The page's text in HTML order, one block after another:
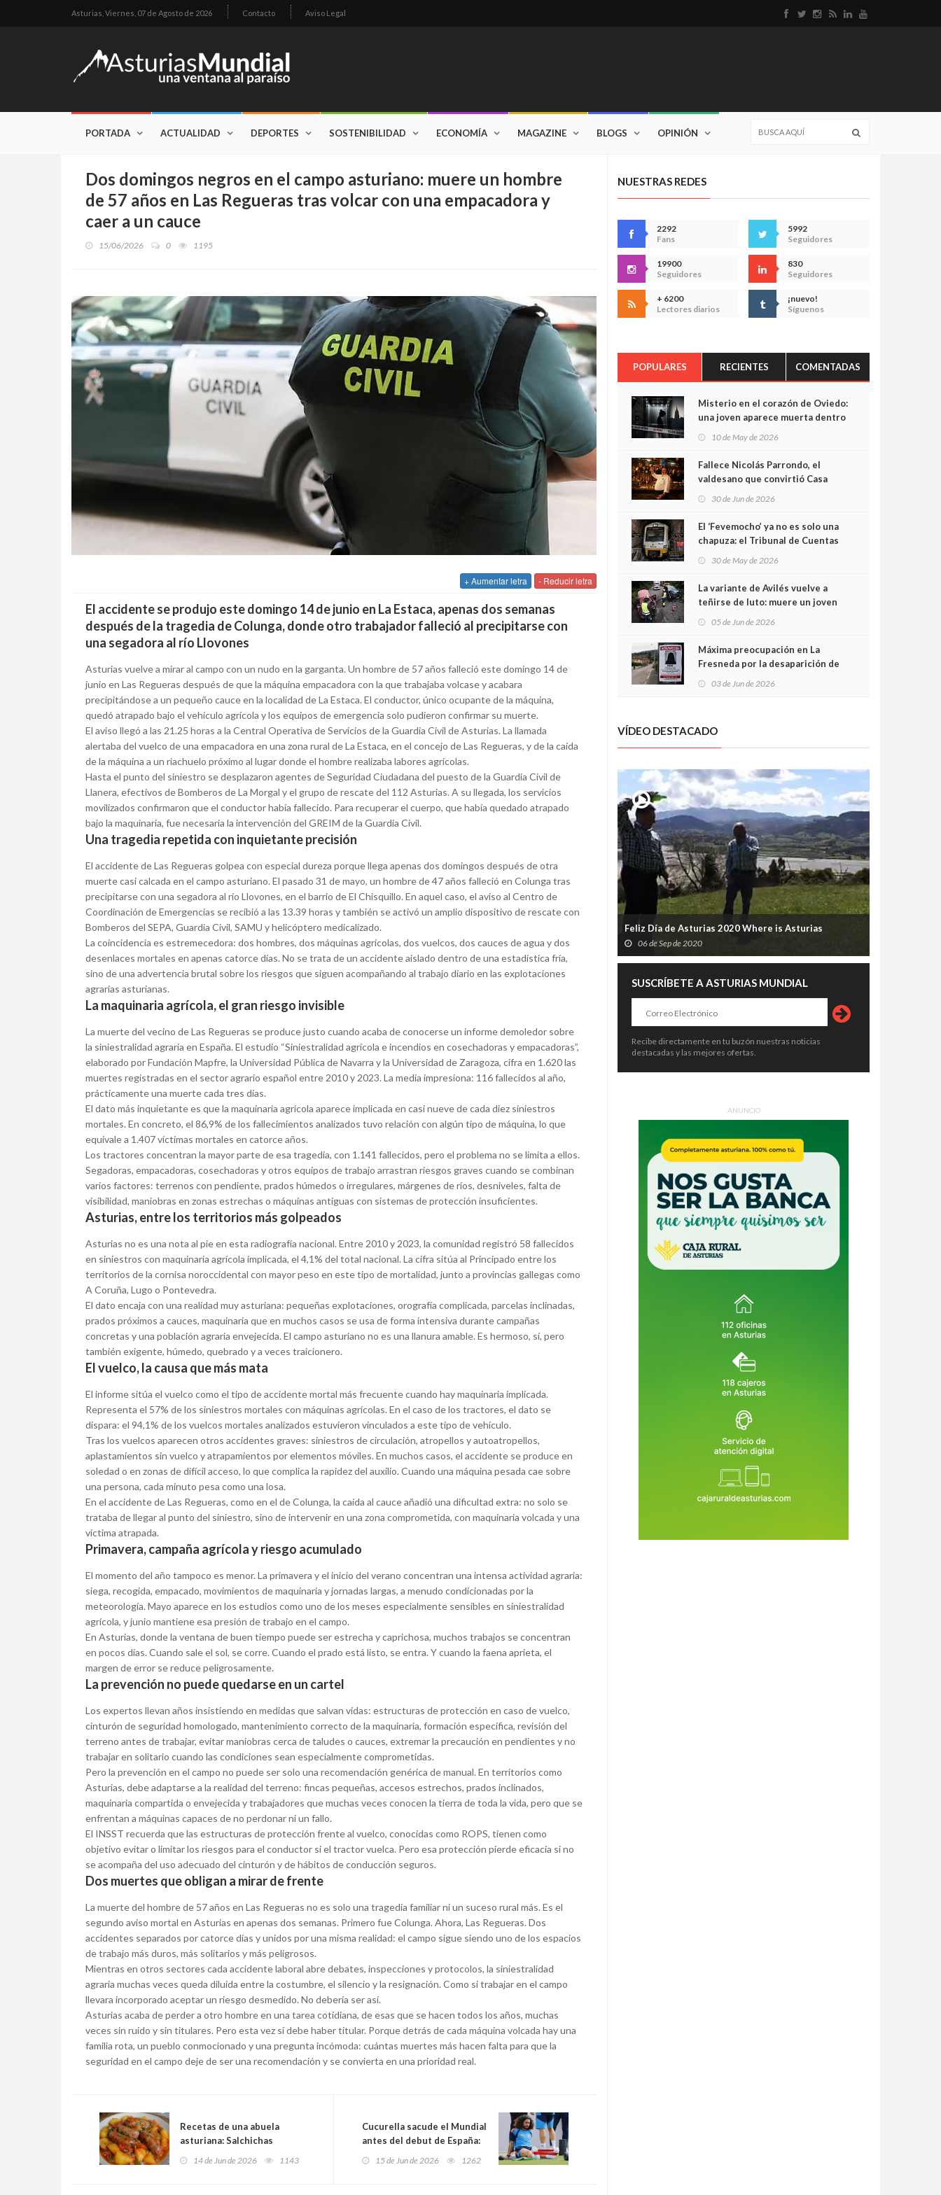
Asturias, Viernes, 07 de Agosto de 2026 Contacto Aviso Legal
PORTADA ACTUALIDAD DEPORTES SOSTENIBILIDAD ECONOMÍA MAGAZINE BLOGS OPINIÓN
Dos domingos negros en el campo asturiano: muere un hombre
de 57 años en Las Regueras tras volcar con una empacadora y
caer a un cauce
15/06/2026 0 1195
+ Aumentar letra - Reducir letra
El accidente se produjo este domingo 14 de junio en La Estaca, apenas dos semanas
después de la tragedia de Colunga, donde otro trabajador falleció al precipitarse con
una segadora al río Llovones
Asturias vuelve a mirar al campo con un nudo en la garganta. Un hombre de 57 años falleció este domingo 14 de
junio en Las Regueras después de que la máquina empacadora con la que trabajaba volcase y acabara
precipitándose a un pequeño cauce en la localidad de La Estaca. El conductor, único ocupante de la máquina,
quedó atrapado bajo el vehículo agrícola y los equipos de emergencia solo pudieron confirmar su muerte.
El aviso llegó a las 21.25 horas a la Central Operativa de Servicios de la Guardia Civil de Asturias. La llamada
alertaba del vuelco de una empacadora en una zona rural de La Estaca, en el concejo de Las Regueras, y de la caída
de la máquina a un riachuelo próximo al lugar donde el hombre realizaba labores agrícolas.
Hasta el punto del siniestro se desplazaron agentes de Seguridad Ciudadana del puesto de la Guardia Civil de
Llanera, efectivos de Bomberos de La Morgal y el grupo de rescate del 112 Asturias. A su llegada, los servicios
movilizados confirmaron que el conductor había fallecido. Para recuperar el cuerpo, que había quedado atrapado
bajo la maquinaria, fue necesaria la intervención del GREIM de la Guardia Civil.
Una tragedia repetida con inquietante precisión
El accidente de Las Regueras golpea con especial dureza porque llega apenas dos domingos después de otra
muerte casi calcada en el campo asturiano. El pasado 31 de mayo, un hombre de 47 años falleció en Colunga tras
precipitarse con una segadora al río Llovones, en el barrio de El Chisquillo. En aquel caso, el aviso al Centro de
Coordinación de Emergencias se recibió a las 13.39 horas y también se activó un amplio dispositivo de rescate con
Bomberos del SEPA, Guardia Civil, SAMU y helicóptero medicalizado.
La coincidencia es estremecedora: dos hombres, dos máquinas agrícolas, dos vuelcos, dos cauces de agua y dos
desenlaces mortales en apenas catorce días. No se trata de un accidente aislado dentro de una estadística fría,
sino de una advertencia brutal sobre los riesgos que siguen acompañando al trabajo diario en las explotaciones
agrarias asturianas.
La maquinaria agrícola, el gran riesgo invisible
La muerte del vecino de Las Regueras se produce justo cuando acaba de conocerse un informe demoledor sobre
la siniestralidad agraria en España. El estudio “Siniestralidad agrícola e incendios en cosechadoras y empacadoras”,
elaborado por Fundación Mapfre, la Universidad Pública de Navarra y la Universidad de Zaragoza, cifra en 1.620 las
muertes registradas en el sector agrario español entre 2010 y 2023. La media impresiona: 116 fallecidos al año,
prácticamente una muerte cada tres días.
El dato más inquietante es que la maquinaria agrícola aparece implicada en casi nueve de cada diez siniestros
mortales. En concreto, el 86,9% de los fallecimientos analizados tuvo relación con algún tipo de máquina, lo que
equivale a 1.407 víctimas mortales en catorce años.
Los tractores concentran la mayor parte de esa tragedia, con 1.141 fallecidos, pero el problema no se limita a ellos.
Segadoras, empacadoras, cosechadoras y otros equipos de trabajo arrastran riesgos graves cuando se combinan
varios factores: terrenos con pendiente, prados húmedos o irregulares, márgenes de ríos, desniveles, falta de
visibilidad, maniobras en zonas estrechas o máquinas antiguas con sistemas de protección insuficientes.
Asturias, entre los territorios más golpeados
Asturias no es una nota al pie en esta radiografía nacional. Entre 2010 y 2023, la comunidad registró 58 fallecidos
en siniestros con maquinaria agrícola implicada, el 4,1% del total nacional. La cifra sitúa al Principado entre los
territorios de la cornisa noroccidental con mayor peso en este tipo de mortalidad, junto a provincias gallegas como
A Coruña, Lugo o Pontevedra.
El dato encaja con una realidad muy asturiana: pequeñas explotaciones, orografía complicada, parcelas inclinadas,
prados próximos a cauces, maquinaria que en muchos casos se usa de forma intensiva durante campañas
concretas y una población agraria envejecida. El campo asturiano no es una llanura amable. Es hermoso, sí, pero
también exigente, húmedo, quebrado y a veces traicionero.
El vuelco, la causa que más mata
El informe sitúa el vuelco como el tipo de accidente mortal más frecuente cuando hay maquinaria implicada.
Representa el 57% de los siniestros mortales con máquinas agrícolas. En el caso de los tractores, el dato se
dispara: el 94,1% de los vuelcos mortales analizados estuvieron vinculados a este tipo de vehículo.
Tras los vuelcos aparecen otros accidentes graves: siniestros de circulación, atropellos y autoatropellos,
aplastamientos sin vuelco y atrapamientos por elementos móviles. En muchos casos, el accidente se produce en
soledad o en zonas de difícil acceso, lo que complica la rapidez del auxilio. Cuando una máquina pesada cae sobre
una persona, cada minuto pesa como una losa.
En el accidente de Las Regueras, como en el de Colunga, la caída al cauce añadió una dificultad extra: no solo se
trataba de llegar al punto del siniestro, sino de intervenir en una zona comprometida, con maquinaria volcada y una
víctima atrapada.
Primavera, campaña agrícola y riesgo acumulado
El momento del año tampoco es menor. La primavera y el inicio del verano concentran una intensa actividad agraria:
siega, recogida, empacado, movimientos de maquinaria y jornadas largas, a menudo condicionadas por la
meteorología. Mayo aparece en los estudios como uno de los meses especialmente sensibles en siniestralidad
agrícola, y junio mantiene esa presión de trabajo en el campo.
En Asturias, donde la ventana de buen tiempo puede ser estrecha y caprichosa, muchos trabajos se concentran
en pocos días. Cuando sale el sol, se corre. Cuando el prado está listo, se entra. Y cuando la faena aprieta, el
margen de error se reduce peligrosamente.
La prevención no puede quedarse en un cartel
Los expertos llevan años insistiendo en medidas que salvan vidas: estructuras de protección en caso de vuelco,
cinturón de seguridad homologado, mantenimiento correcto de la maquinaria, formación específica, revisión del
terreno antes de trabajar, evitar maniobras cerca de taludes o cauces, extremar la precaución en pendientes y no
trabajar en solitario cuando las condiciones sean especialmente comprometidas.
Pero la prevención en el campo no puede ser solo una recomendación genérica de manual. En territorios como
Asturias, debe adaptarse a la realidad del terreno: fincas pequeñas, accesos estrechos, prados inclinados,
maquinaria compartida o envejecida y trabajadores que muchas veces conocen la tierra de toda la vida, pero que se
enfrentan a máquinas capaces de no perdonar ni un fallo.
El INSST recuerda que las estructuras de protección frente al vuelco, conocidas como ROPS, tienen como
objetivo evitar o limitar los riesgos para el conductor si el tractor vuelca. Pero esa protección pierde eficacia si no
se acompaña del uso adecuado del cinturón y de hábitos de conducción seguros.
Dos muertes que obligan a mirar de frente
La muerte del hombre de 57 años en Las Regueras no es solo una tragedia familiar ni un suceso rural más. Es el
segundo aviso mortal en Asturias en apenas dos semanas. Primero fue Colunga. Ahora, Las Regueras. Dos
accidentes separados por catorce días y unidos por una misma realidad: el campo sigue siendo uno de los espacios
de trabajo más duros, más solitarios y más peligrosos.
Mientras en otros sectores cada accidente laboral abre debates, inspecciones y protocolos, la siniestralidad
agraria muchas veces queda diluida entre la costumbre, el silencio y la resignación. Como si trabajar en el campo
llevara incorporado aceptar un riesgo desmedido. No debería ser así.
Asturias acaba de perder a otro hombre en una tarea cotidiana, de esas que se hacen todos los años, muchas
veces sin ruido y sin titulares. Pero esta vez sí debe haber titular. Porque detrás de cada máquina volcada hay una
familia rota, un pueblo conmocionado y una pregunta incómoda: cuántas muertes más hacen falta para que la
seguridad en el campo deje de ser una recomendación y se convierta en una prioridad real.
Recetas de una abuela
asturiana: Salchichas
fresques de carnicería
14 de Jun de 2026 1143
Cucurella sacude el Mundial
antes del debut de España:
acuerdo con el Real Madrid
15 de Jun de 2026 1262
NUESTRAS REDES
2292
Fans
5992
Seguidores
19900
Seguidores
830
Seguidores
+ 6200
Lectores diarios
¡nuevo!
Síguenos
POPULARES RECIENTES COMENTADAS
Misterio en el corazón de Oviedo:
una joven aparece muerta dentro
cámaras captan sus últimos
minutos
10 de May de 2026
Fallece Nicolás Parrondo, el
valdesano que convirtió Casa
30 de Jun de 2026
El ‘Fevemocho’ ya no es solo una
chapuza: el Tribunal de Cuentas
sobrecoste de los trenes que no
cabían por los túneles
30 de May de 2026
La variante de Avilés vuelve a
teñirse de luto: muere un joven
05 de Jun de 2026
Máxima preocupación en La
Fresneda por la desaparición de
03 de Jun de 2026
VÍDEO DESTACADO
Feliz Día de Asturias 2020 Where is Asturias
06 de Sep de 2020
SUSCRÍBETE A ASTURIAS MUNDIAL
Recibe directamente en tu buzón nuestras noticias
destacadas y las mejores ofertas.
ANUNCIO